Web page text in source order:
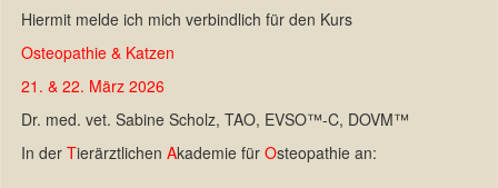
Hiermit melde ich mich verbindlich für den Kurs
Osteopathie & Katzen
21. & 22. März 2026
Dr. med. vet. Sabine Scholz, TAO, EVSO™-C, DOVM™
In der Tierärztlichen Akademie für Osteopathie an: